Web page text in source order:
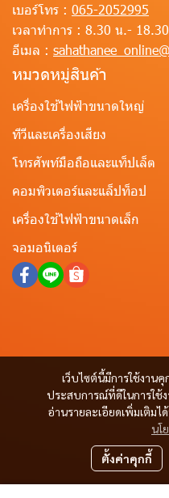
เว็บไซต์นี้มีการใช้งาน
ประสบการณ์ที่ดีในการใช้
อ่านรายละเอียดเพิ่มเติมไ
นโ
ตั้งค่าคุกกี้
เบอร์โทร : 065-2052995
เวลาทำการ : 8.30 น.-
อีเมล :
หมวดหมู่สินค้า
เครื่องใช้ไฟฟ้าขนาดใหญ่
ทีวีและเครื่องเสียง
โทรศัพท์มือถือและแท็ปเล็ต
คอมพิวเตอร์และแล็ปท็อป
เครื่องใช้ไฟฟ้าขนาดเล็ก
จอมอนิเตอร์